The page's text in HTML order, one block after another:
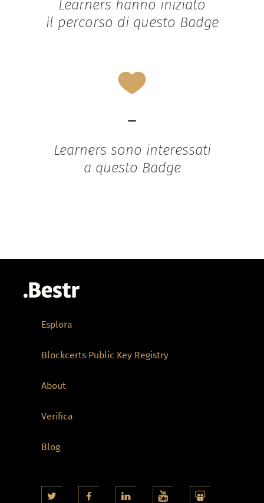
Learners hanno iniziato
il percorso di questo Badge
-
Learners sono interessati
a questo Badge
Esplora
Blockcerts Public Key Registry
About
Verifica
Blog